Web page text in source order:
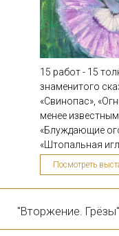
Посмотреть
15 работ - 15
знаменитого
«Свинопас»,
менее
«Блуждающие
«Штопальная
10/08
"Ускользающая
красота"